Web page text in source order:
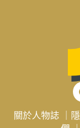
關於人物誌